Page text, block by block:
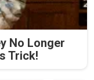
No Longer
Trick!